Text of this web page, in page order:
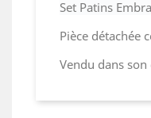
Set Patins
Pièce détachée
Vendu dans